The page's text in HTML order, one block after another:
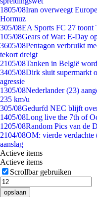
1805/08Iran overweegt
Hormuz
305/08EA Sports FC 27 toont
105/08Gears of War: E-Day
3605/08Pentagon verbruikt
tekort dreigt
2105/08Tanken in België
3405/08Dirk sluit supermarkt
agressie
1305/08Nederlander (23)
235 km/u
305/08Gedurfd NEC blijft
1405/08Long live the 7th of
1205/08Random Pics van de
2104/08OM: vierde verdachte
aanslag
Actieve items
Actieve items
Scrollbar gebruiken
opslaan